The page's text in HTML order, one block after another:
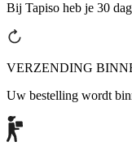
Bij Tapiso heb je 30
VERZENDING
Uw bestelling wordt